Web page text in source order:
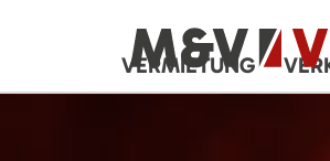
VERMIETUNG